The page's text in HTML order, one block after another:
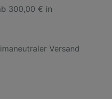
300,00 € in
Versand